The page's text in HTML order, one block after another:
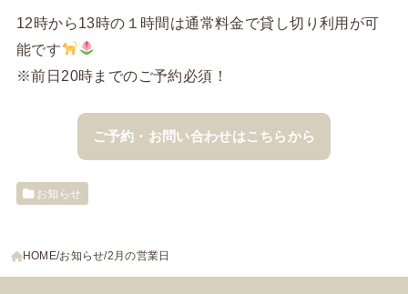
12時から13時の１時間は通常料金で貸し切り利用が可
能です
※前日20時までのご予約必須！
ご予約・お問い合わせはこちらから
お知らせ
HOME お知らせ 2月の営業日